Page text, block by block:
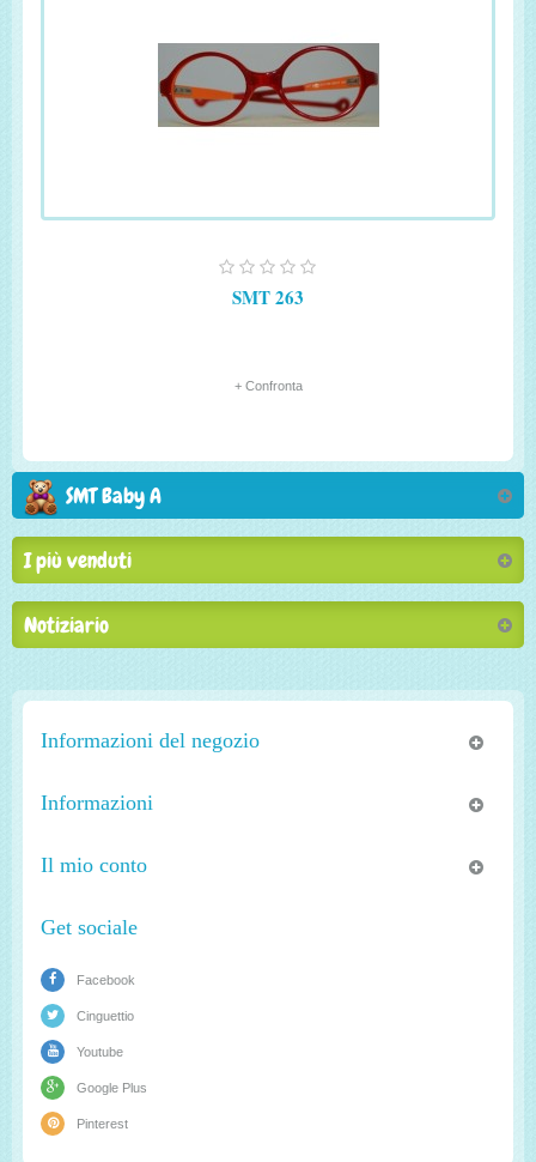
SMT 263
+ Confronta
SMT Baby A
I più venduti
Notiziario
Informazioni del negozio
Informazioni
Il mio conto
Get sociale
Facebook
Cinguettio
Youtube
Google Plus
Pinterest